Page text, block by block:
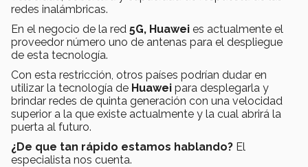
redes inalámbricas.
En el negocio de la red 5G, Huawei es actualmente el
proveedor número uno de antenas para el despliegue
de esta tecnología.
Con esta restricción, otros países podrían dudar en
utilizar la tecnología de Huawei para desplegarla y
brindar redes de quinta generación con una velocidad
superior a la que existe actualmente y la cual abrirá la
puerta al futuro.
¿De que tan rápido estamos hablando? El
especialista nos cuenta.